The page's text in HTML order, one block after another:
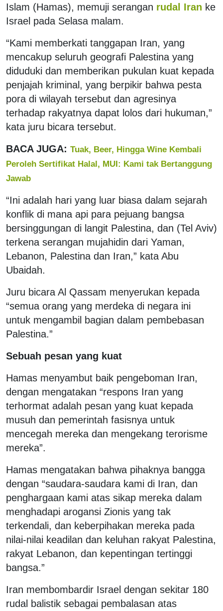
Islam (Hamas), memuji serangan rudal Iran ke
Israel pada Selasa malam.
“Kami memberkati tanggapan Iran, yang
mencakup seluruh geografi Palestina yang
diduduki dan memberikan pukulan kuat kepada
penjajah kriminal, yang berpikir bahwa pesta
pora di wilayah tersebut dan agresinya
terhadap rakyatnya dapat lolos dari hukuman,”
kata juru bicara tersebut.
BACA JUGA: Tuak, Beer, Hingga Wine Kembali
Peroleh Sertifikat Halal, MUI: Kami tak Bertanggung
Jawab
“Ini adalah hari yang luar biasa dalam sejarah
konflik di mana api para pejuang bangsa
bersinggungan di langit Palestina, dan (Tel Aviv)
terkena serangan mujahidin dari Yaman,
Lebanon, Palestina dan Iran,” kata Abu
Ubaidah.
Juru bicara Al Qassam menyerukan kepada
“semua orang yang merdeka di negara ini
untuk mengambil bagian dalam pembebasan
Palestina.”
Sebuah pesan yang kuat
Hamas menyambut baik pengeboman Iran,
dengan mengatakan “respons Iran yang
terhormat adalah pesan yang kuat kepada
musuh dan pemerintah fasisnya untuk
mencegah mereka dan mengekang terorisme
mereka”.
Hamas mengatakan bahwa pihaknya bangga
dengan “saudara-saudara kami di Iran, dan
penghargaan kami atas sikap mereka dalam
menghadapi arogansi Zionis yang tak
terkendali, dan keberpihakan mereka pada
nilai-nilai keadilan dan keluhan rakyat Palestina,
rakyat Lebanon, dan kepentingan tertinggi
bangsa.”
Iran membombardir Israel dengan sekitar 180
rudal balistik sebagai pembalasan atas